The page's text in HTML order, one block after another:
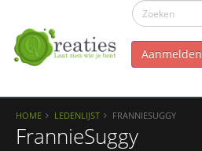
Aanmelden
HOME LEDENLIJST FRANNIESUGGY
FrannieSuggy